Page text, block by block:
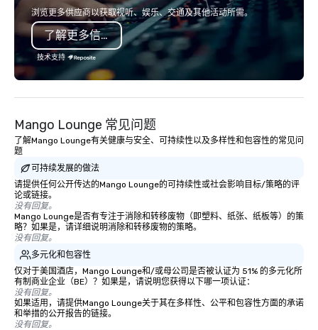
years, we have
with hundreds of
Shopify, and many
浏览更多供应商以获取视听、娱乐、交通及其他活动所需。
了解更多信息
技术支持
Mango Lounge 常见问题
了解Mango Lounge有关健康与安全、可持续性以及多样性和包容性的常见问
题
可持续发展的做法
请提供任何公开传达的Mango Lounge的可持续性或社会影响目标/策略的评
论或链接。
没有回复。
Mango Lounge是否有专注于消除和转移废物（即塑料、纸张、纸板等）的策
略？如果是，请详细说明消除和转移废物的策略。
没有回复。
多元化和包容性
仅对于美国酒店，Mango Lounge和/或母公司是否被认证为 51% 的多元化所
有制商业企业（BE）？如果是，请说明您获得以下哪一项认证：
没有回复。
如果适用，请提供Mango Lounge关于其在多样性、公平和包容性方面的承诺
和举措的公开报告的链接。
没有回复。